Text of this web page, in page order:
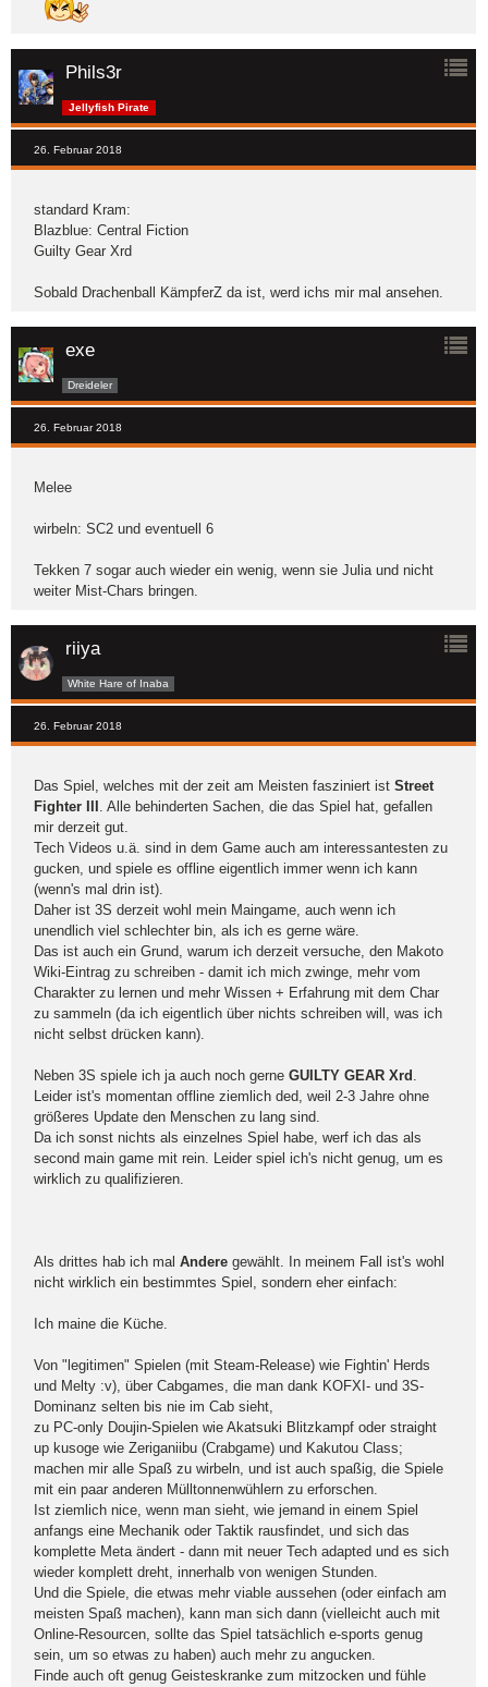
Phils3r
Jellyfish Pirate
26. Februar 2018
standard Kram:
Blazblue: Central Fiction
Guilty Gear Xrd
Sobald Drachenball KämpferZ da ist, werd ichs mir mal ansehen.
exe
Dreideler
26. Februar 2018
Melee
wirbeln: SC2 und eventuell 6
Tekken 7 sogar auch wieder ein wenig, wenn sie Julia und nicht
weiter Mist-Chars bringen.
riiya
White Hare of Inaba
26. Februar 2018
Das Spiel, welches mit der zeit am Meisten fasziniert ist Street
Fighter III . Alle behinderten Sachen, die das Spiel hat, gefallen
mir derzeit gut.
Tech Videos u.ä. sind in dem Game auch am interessantesten zu
gucken, und spiele es offline eigentlich immer wenn ich kann
(wenn's mal drin ist).
Daher ist 3S derzeit wohl mein Maingame, auch wenn ich
unendlich viel schlechter bin, als ich es gerne wäre.
Das ist auch ein Grund, warum ich derzeit versuche, den Makoto
Wiki-Eintrag zu schreiben - damit ich mich zwinge, mehr vom
Charakter zu lernen und mehr Wissen + Erfahrung mit dem Char
zu sammeln (da ich eigentlich über nichts schreiben will, was ich
nicht selbst drücken kann).
Neben 3S spiele ich ja auch noch gerne GUILTY GEAR Xrd .
Leider ist's momentan offline ziemlich ded, weil 2-3 Jahre ohne
größeres Update den Menschen zu lang sind.
Da ich sonst nichts als einzelnes Spiel habe, werf ich das als
second main game mit rein. Leider spiel ich's nicht genug, um es
wirklich zu qualifizieren.
Als drittes hab ich mal Andere gewählt. In meinem Fall ist's wohl
nicht wirklich ein bestimmtes Spiel, sondern eher einfach:
Ich maine die Küche.
Von "legitimen" Spielen (mit Steam-Release) wie Fightin' Herds
und Melty :v), über Cabgames, die man dank KOFXI- und 3S-
Dominanz selten bis nie im Cab sieht,
zu PC-only Doujin-Spielen wie Akatsuki Blitzkampf oder straight
up kusoge wie Zeriganiibu (Crabgame) und Kakutou Class;
machen mir alle Spaß zu wirbeln, und ist auch spaßig, die Spiele
mit ein paar anderen Mülltonnenwühlern zu erforschen.
Ist ziemlich nice, wenn man sieht, wie jemand in einem Spiel
anfangs eine Mechanik oder Taktik rausfindet, und sich das
komplette Meta ändert - dann mit neuer Tech adapted und es sich
wieder komplett dreht, innerhalb von wenigen Stunden.
Und die Spiele, die etwas mehr viable aussehen (oder einfach am
meisten Spaß machen), kann man sich dann (vielleicht auch mit
Online-Resourcen, sollte das Spiel tatsächlich e-sports genug
sein, um so etwas zu haben) auch mehr zu angucken.
Finde auch oft genug Geisteskranke zum mitzocken und fühle